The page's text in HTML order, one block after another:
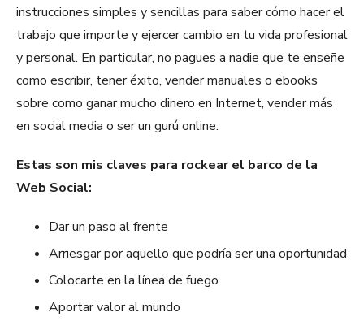
instrucciones simples y sencillas para saber cómo hacer el
trabajo que importe y ejercer cambio en tu vida profesional
y personal. En particular, no pagues a nadie que te enseñe
como escribir, tener éxito, vender manuales o ebooks
sobre como ganar mucho dinero en Internet, vender más
en social media o ser un gurú online.
Estas son mis claves para rockear el barco de la
Web Social:
Dar un paso al frente
Arriesgar por aquello que podría ser una oportunidad
Colocarte en la línea de fuego
Aportar valor al mundo